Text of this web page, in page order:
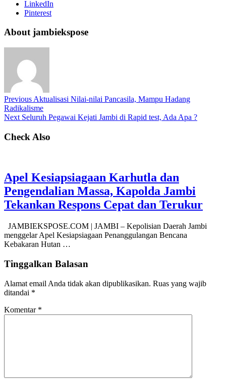
LinkedIn
Pinterest
About jambiekspose
Previous Aktualisasi Nilai-nilai Pancasila, Mampu Hadang
Radikalisme
Next Seluruh Pegawai Kejati Jambi di Rapid test, Ada Apa ?
Check Also
Apel Kesiapsiagaan Karhutla dan
Pengendalian Massa, Kapolda Jambi
Tekankan Respons Cepat dan Terukur
JAMBIEKSPOSE.COM | JAMBI – Kepolisian Daerah Jambi
menggelar Apel Kesiapsiagaan Penanggulangan Bencana
Kebakaran Hutan …
Tinggalkan Balasan
Alamat email Anda tidak akan dipublikasikan. Ruas yang wajib
ditandai *
Komentar *